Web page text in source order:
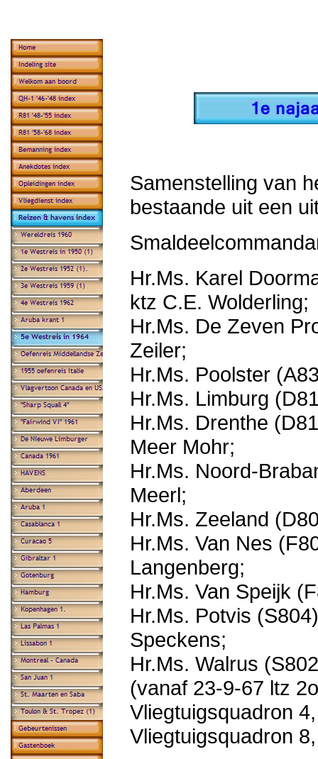
Samenstelling van
bestaande uit een
Hr.Ms. Karel
ktz C.E. Wolderling;
Hr.Ms. De Zeven
Zeiler;
Hr.Ms. Poolster
Hr.Ms. Limburg
Hr.Ms. Drenthe
Meer Mohr;
Hr.Ms. Noord-
Meerl;
Hr.Ms. Zeeland
Hr.Ms. Van Nes
Langenberg;
Hr.Ms. Van Speijk
Hr.Ms. Potvis
Speckens;
Hr.Ms. Walrus
(vanaf 23-9-67 ltz
Vliegtuigsquadron
Vliegtuigsquadron